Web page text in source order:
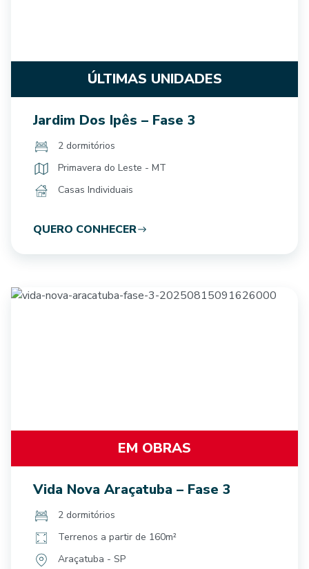
ÚLTIMAS UNIDADES
Jardim Dos Ipês – Fase 3
2 dormitórios
Primavera do Leste - MT
Casas Individuais
QUERO CONHECER
EM OBRAS
Vida Nova Araçatuba – Fase 3
2 dormitórios
Terrenos a partir de 160m²
Araçatuba - SP